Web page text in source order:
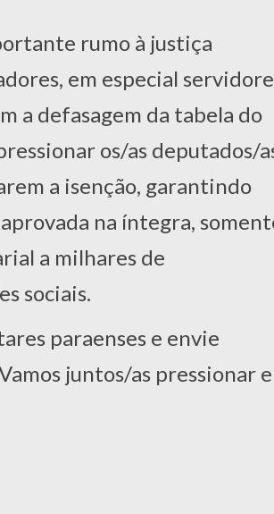
rumo à justiça
em especial
a defasagem da tabela do
os/as deputados/
a isenção, garantindo
na íntegra,
a milhares de
sociais.
paraenses e envie
juntos/as pressionar e